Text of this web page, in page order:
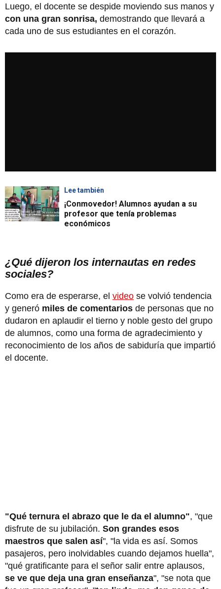
Luego, el docente se despide moviendo sus manos y
con una gran sonrisa, demostrando que llevará a
cada uno de sus estudiantes en el corazón.
Lee también
¡Conmovedor! Alumnos ayudan a su
profesor que tenía problemas
económicos
¿Qué dijeron los internautas en redes
sociales?
Como era de esperarse, el video se volvió tendencia
y generó miles de comentarios de personas que no
dudaron en aplaudir el tierno y noble gesto del grupo
de alumnos, como una forma de agradecimiento y
reconocimiento de los años de sabiduría que impartió
el docente.
"Qué ternura el abrazo que le da el alumno", "que
disfrute de su jubilación. Son grandes esos
maestros que salen así", "la vida es así. Somos
pasajeros, pero inolvidables cuando dejamos huella",
"qué gratificante para el señor salir entre aplausos,
se ve que deja una gran enseñanza", "se nota que